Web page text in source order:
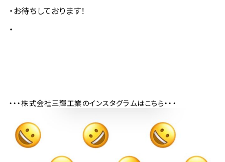
お待ちしております！
・・・株式会社三輝工業のインスタグラムはこちら・・・